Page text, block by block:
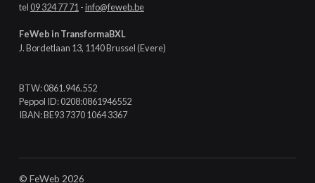
tel09 324 77 71 -info@feweb.be
FeWeb in TransformaBXL
J. Bordetlaan 13, 1140 Brussel (Evere)
BTW: 0861.946.552
Peppol ID: 0208:0861946552
IBAN: BE93 7370 1064 3367
© FeWeb 2026